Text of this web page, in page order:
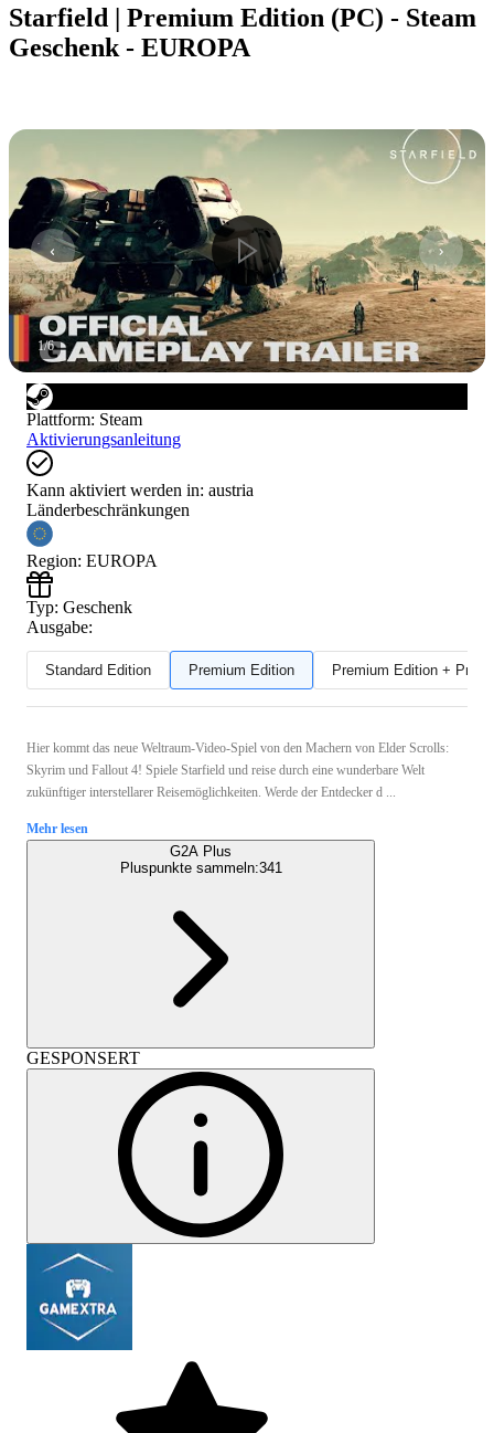
Starfield | Premium Edition (PC) - Steam
Geschenk - EUROPA
1/6
Plattform: Steam
Aktivierungsanleitung
Kann aktiviert werden in: austria
Länderbeschränkungen
Region: EUROPA
Typ: Geschenk
Ausgabe:
Standard Edition Premium Edition Premium Edition +
Hier kommt das neue Weltraum-Video-Spiel von den Machern von Elder Scrolls:
Skyrim und Fallout 4! Spiele Starfield und reise durch eine wunderbare Welt
zukünftiger interstellarer Reisemöglichkeiten. Werde der Entdecker d ...
Mehr lesen
G2A Plus
Pluspunkte sammeln:341
GESPONSERT